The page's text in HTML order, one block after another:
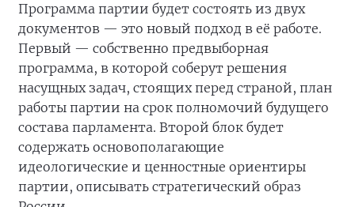
Программа партии будет состоять из двух
документов — это новый подход в её работе.
Первый — собственно предвыборная
программа, в которой соберут решения
насущных задач, стоящих перед страной, план
работы партии на срок полномочий будущего
состава парламента. Второй блок будет
содержать основополагающие
идеологические и ценностные ориентиры
партии, описывать стратегический образ